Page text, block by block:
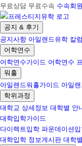
무료상담 무료수속 수속회
공지 & 후기
공지사항 아일랜드유학 칼럼
어학연수
어학연수가이드 어학연수
워홀
아일랜드워홀가이드 아일
학위과정
대학교 상세정보 대학별 안
대학입학가이드
다이렉트입학 파운데이션
대학입학 정보게시판 대학